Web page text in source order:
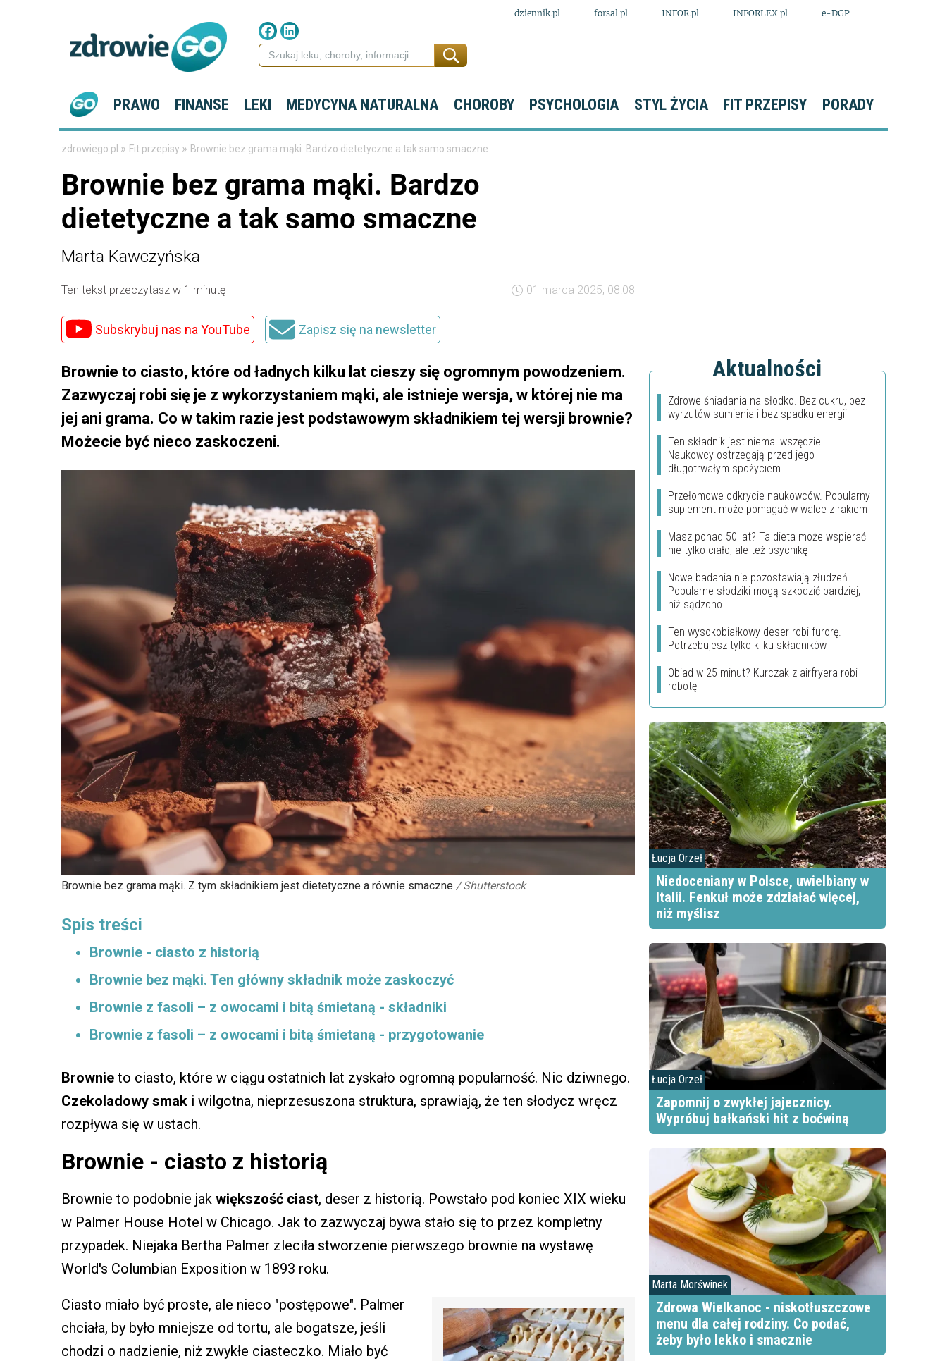
dziennik.pl forsal.pl INFOR.pl INFORLEX.pl e-DGP
PRAWO FINANSE LEKI MEDYCYNA NATURALNA CHOROBY PSYCHOLOGIA STYL ŻYCIA FIT PRZEPISY PORADY
zdrowiego.pl » Fit przepisy » Brownie bez grama mąki. Bardzo dietetyczne a tak samo smaczne
Brownie bez grama mąki. Bardzo
dietetyczne a tak samo smaczne
Marta Kawczyńska
Ten tekst przeczytasz w 1 minutę 01 marca 2025, 08:08
Subskrybuj nas na YouTube Zapisz się na newsletter
Brownie to ciasto, które od ładnych kilku lat cieszy się ogromnym powodzeniem.
Zazwyczaj robi się je z wykorzystaniem mąki, ale istnieje wersja, w której nie ma
jej ani grama. Co w takim razie jest podstawowym składnikiem tej wersji brownie?
Możecie być nieco zaskoczeni.
Brownie bez grama mąki. Z tym składnikiem jest dietetyczne a równie smaczne / Shutterstock
Spis treści
Brownie - ciasto z historią
Brownie bez mąki. Ten główny składnik może zaskoczyć
Brownie z fasoli – z owocami i bitą śmietaną - składniki
Brownie z fasoli – z owocami i bitą śmietaną - przygotowanie
Brownie to ciasto, które w ciągu ostatnich lat zyskało ogromną popularność. Nic dziwnego.
Czekoladowy smak i wilgotna, nieprzesuszona struktura, sprawiają, że ten słodycz wręcz
rozpływa się w ustach.
Brownie - ciasto z historią
Brownie to podobnie jak większość ciast, deser z historią. Powstało pod koniec XIX wieku
w Palmer House Hotel w Chicago. Jak to zazwyczaj bywa stało się to przez kompletny
przypadek. Niejaka Bertha Palmer zleciła stworzenie pierwszego brownie na wystawę
World's Columbian Exposition w 1893 roku.
Ciasto miało być proste, ale nieco "postępowe". Palmer
chciała, by było mniejsze od tortu, ale bogatsze, jeśli
chodzi o nadzienie, niż zwykłe ciasteczko. Miało być
Aktualności
Zdrowe śniadania na słodko. Bez cukru, bez
wyrzutów sumienia i bez spadku energii
Ten składnik jest niemal wszędzie.
Naukowcy ostrzegają przed jego
długotrwałym spożyciem
Przełomowe odkrycie naukowców. Popularny
suplement może pomagać w walce z rakiem
Masz ponad 50 lat? Ta dieta może wspierać
nie tylko ciało, ale też psychikę
Nowe badania nie pozostawiają złudzeń.
Popularne słodziki mogą szkodzić bardziej,
niż sądzono
Ten wysokobiałkowy deser robi furorę.
Potrzebujesz tylko kilku składników
Obiad w 25 minut? Kurczak z airfryera robi
robotę
Łucja Orzeł
Niedoceniany w Polsce, uwielbiany w
Italii. Fenkuł może zdziałać więcej,
niż myślisz
Łucja Orzeł
Zapomnij o zwykłej jajecznicy.
Wypróbuj bałkański hit z boćwiną
Marta Morświnek
Zdrowa Wielkanoc - niskotłuszczowe
menu dla całej rodziny. Co podać,
żeby było lekko i smacznie